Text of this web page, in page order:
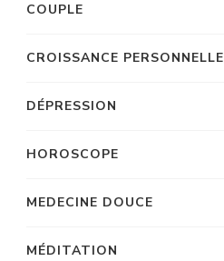
COUPLE
CROISSANCE PERSONNELLE
DÉPRESSION
HOROSCOPE
MEDECINE DOUCE
MÉDITATION